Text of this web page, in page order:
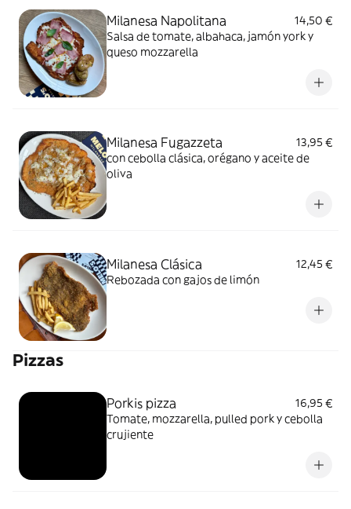
Milanesa Napolitana
14,50 €
Salsa de tomate, albahaca, jamón york y
queso mozzarella
Milanesa Fugazzeta
13,95 €
con cebolla clásica, orégano y aceite de
oliva
Milanesa Clásica
12,45 €
Rebozada con gajos de limón
Pizzas
Porkis pizza
16,95 €
Tomate, mozzarella, pulled pork y cebolla
crujiente